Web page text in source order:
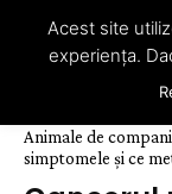
Animale de
simptomele și ce
Acest site
experiența.